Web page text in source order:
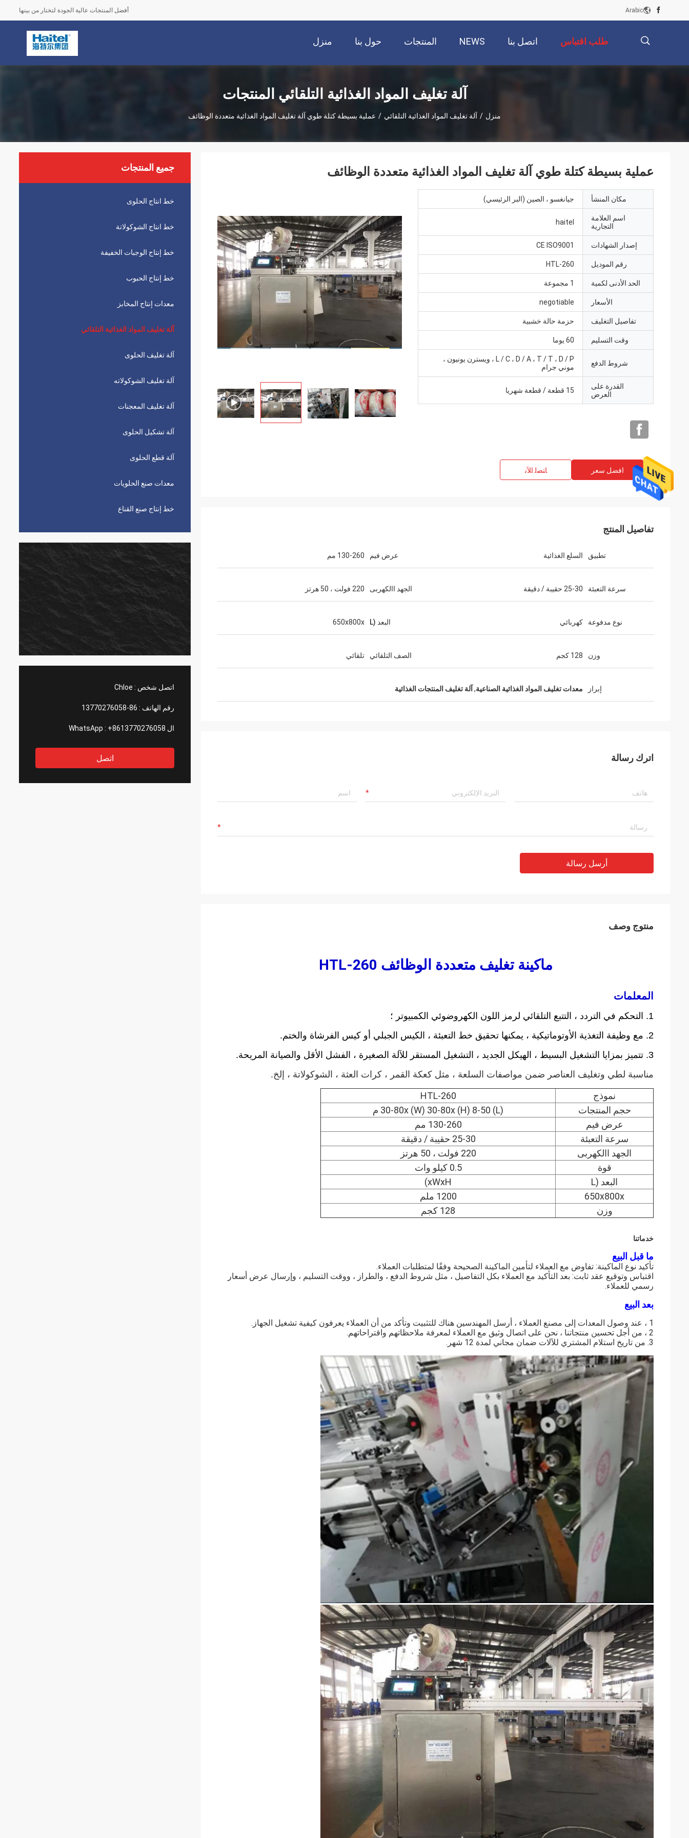
أفضل المنتجات عالية الجودة لتختار من بينها Arabic
منزل حول بنا المنتجات NEWS اتصل بنا طلب اقتباس
آلة تغليف المواد الغذائية التلقائي المنتجات
منزل / آلة تغليف المواد الغذائية التلقائي / عملية بسيطة كتلة طوي آلة تغليف المواد الغذائية متعددة الوظائف
جميع المنتجات
خط انتاج الحلوى
خط انتاج الشوكولاتة
خط إنتاج الوجبات الخفيفة
خط إنتاج الحبوب
معدات إنتاج المخابز
آلة تغليف المواد الغذائية التلقائي
آلة تغليف الحلوى
آلة تغليف الشوكولاته
آلة تغليف المعجنات
آلة تشكيل الحلوى
آلة قطع الحلوى
معدات صنع الحلويات
خط إنتاج صنع القناع
اتصل شخص : Chloe
رقم الهاتف : 86-13770276058
ال WhatsApp : +8613770276058
اتصل
عملية بسيطة كتلة طوي آلة تغليف المواد الغذائية متعددة الوظائف
مكان المنشأ جيانغسو ، الصين (البر الرئيسي)
اسم العلامة
التجارية
haitel
إصدار الشهادات CE ISO9001
رقم الموديل HTL-260
الحد الأدنى لكمية 1 مجموعة
الأسعار negotiable
تفاصيل التغليف حزمة حالة خشبية
وقت التسليم 60 يوما
شروط الدفع
L / C ، D / A ، T / T ، D / P ، ويسترن يونيون ،
موني جرام
القدرة على
العرض
15 قطعة / قطعة شهريا
افضل سعر ﺎﺘﺼﻟ ﺍﻶﻧ
تفاصيل المنتج
تطبيق السلع الغذائية عرض فيم 130-260 مم
سرعة التعبئة 25-30 حقيبة / دقيقة الجهد االكهربى 220 فولت ، 50 هرتز
نوع مدفوعة كهربائي البعد (L 650x800x
وزن 128 كجم الصف التلقائي تلقائي
إبراز معدات تغليف المواد الغذائية الصناعية, آلة تغليف المنتجات الغذائية
اترك رسالة
أرسل رسالة
منتوج وصف
ماكينة تغليف متعددة الوظائف HTL-260
المعلمات
1. التحكم في التردد ، التتبع التلقائي لرمز اللون الكهروضوئي الكمبيوتر ؛
2. مع وظيفة التغذية الأوتوماتيكية ، يمكنها تحقيق خط التعبئة ، الكيس الجبلي أو كيس الفرشاة والختم.
3. تتميز بمزايا التشغيل البسيط ، الهيكل الجديد ، التشغيل المستقر للآلة الصغيرة ، الفشل الأقل والصيانة المريحة.
مناسبة لطي وتغليف العناصر ضمن مواصفات السلعة ، مثل كعكة القمر ، كرات العثة ، الشوكولاتة ، إلخ.
نموذج
HTL-260
حجم المنتجات
(L) 30-80x (W) 30-80x (H) 8-50 م
عرض فيم
130-260 مم
سرعة التعبئة
25-30 حقيبة / دقيقة
الجهد االكهربى
220 فولت ، 50 هرتز
قوة
0.5 كيلو وات
البعد (L
xWxH)
650x800x
1200 ملم
وزن
128 كجم
خدماتنا
ما قبل البيع
تأكيد نوع الماكينة: تفاوض مع العملاء لتأمين الماكينة الصحيحة وفقًا لمتطلبات العملاء.
اقتباس وتوقيع عقد ثابت: بعد التأكيد مع العملاء بكل التفاصيل ، مثل شروط الدفع ، والطراز ، ووقت التسليم ، وإرسال عرض أسعار
رسمي للعملاء.
بعد البيع
1 ، عند وصول المعدات إلى مصنع العملاء ، أرسل المهندسين هناك للتثبيت وتأكد من أن العملاء يعرفون كيفية تشغيل الجهاز.
2 ، من أجل تحسين منتجاتنا ، نحن على اتصال وثيق مع العملاء لمعرفة ملاحظاتهم واقتراحاتهم.
3. من تاريخ استلام المشتري للآلات ضمان مجاني لمدة 12 شهر.